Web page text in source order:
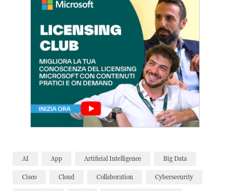
AI App Artificial Intelligence Big Data
Cisco Cloud Collaboration Cybersecurity